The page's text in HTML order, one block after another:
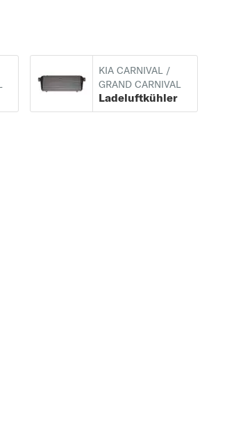
KIA CARNIVAL /
GRAND CARNIVAL
Ladeluftkühler